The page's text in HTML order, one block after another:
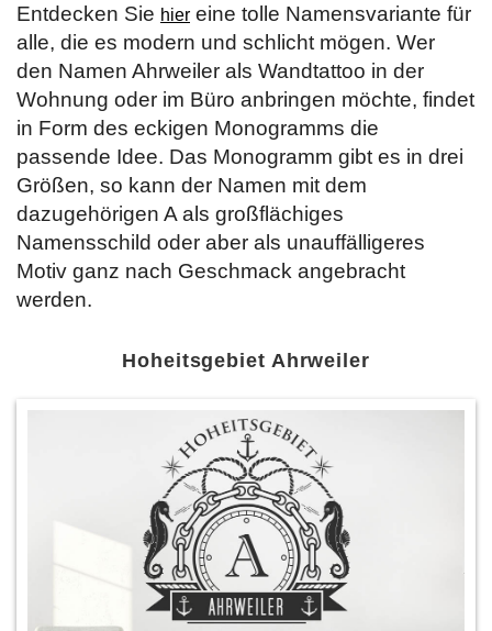
Entdecken Sie hier eine tolle Namensvariante für
alle, die es modern und schlicht mögen. Wer
den Namen Ahrweiler als Wandtattoo in der
Wohnung oder im Büro anbringen möchte, findet
in Form des eckigen Monogramms die
passende Idee. Das Monogramm gibt es in drei
Größen, so kann der Namen mit dem
dazugehörigen A als großflächiges
Namensschild oder aber als unauffälligeres
Motiv ganz nach Geschmack angebracht
werden.
Hoheitsgebiet Ahrweiler